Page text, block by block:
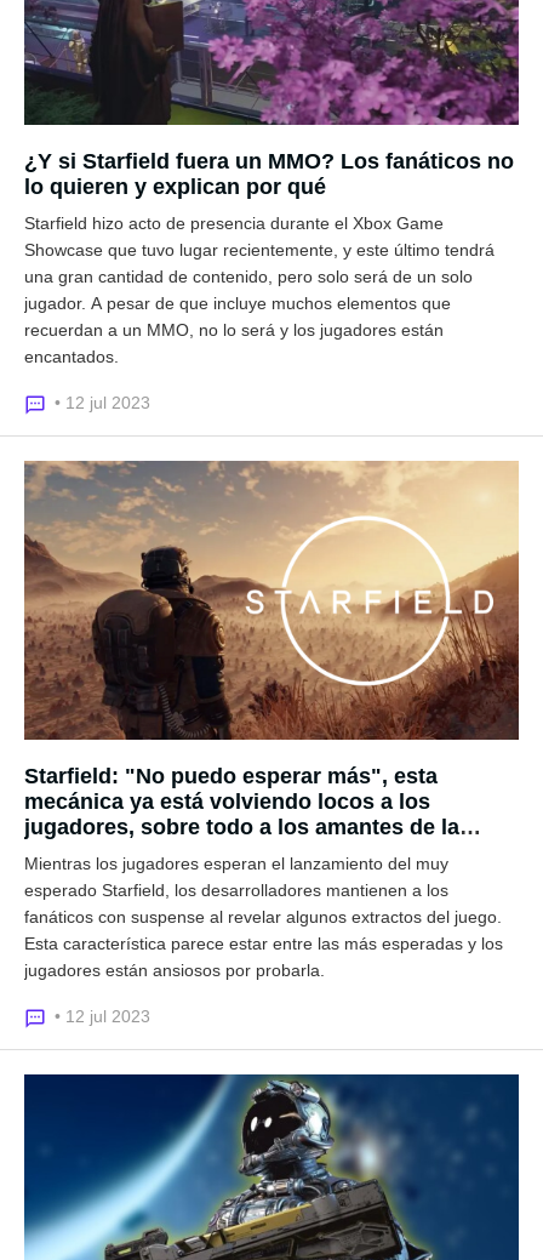
¿Y si Starfield fuera un MMO? Los fanáticos no
lo quieren y explican por qué
Starfield hizo acto de presencia durante el Xbox Game
Showcase que tuvo lugar recientemente, y este último tendrá
una gran cantidad de contenido, pero solo será de un solo
jugador. A pesar de que incluye muchos elementos que
recuerdan a un MMO, no lo será y los jugadores están
encantados.
• 12 jul 2023
Starfield: "No puedo esperar más", esta
mecánica ya está volviendo locos a los
jugadores, sobre todo a los amantes de la
naturaleza
Mientras los jugadores esperan el lanzamiento del muy
esperado Starfield, los desarrolladores mantienen a los
fanáticos con suspense al revelar algunos extractos del juego.
Esta característica parece estar entre las más esperadas y los
jugadores están ansiosos por probarla.
• 12 jul 2023